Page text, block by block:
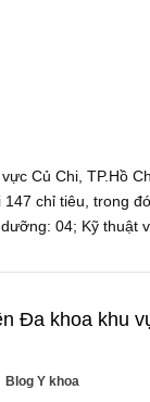
Củ Chi, TP.Hồ
chỉ tiêu, trong
04; Kỹ thuật
Đa khoa khu
Blog Y khoa